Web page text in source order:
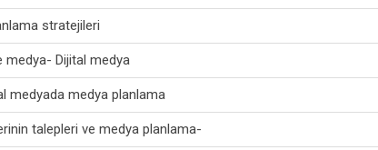
stratejileri
medya- Dijital medya
medyada medya planlama
talepleri ve medya planlama-